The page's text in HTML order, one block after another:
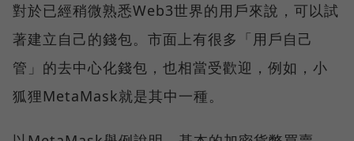
對於已經稍微熟悉Web3世界的用戶來說，可以試
著建立自己的錢包。市面上有很多「用戶自己
管」的去中心化錢包，也相當受歡迎，例如，小
狐狸MetaMask就是其中一種。